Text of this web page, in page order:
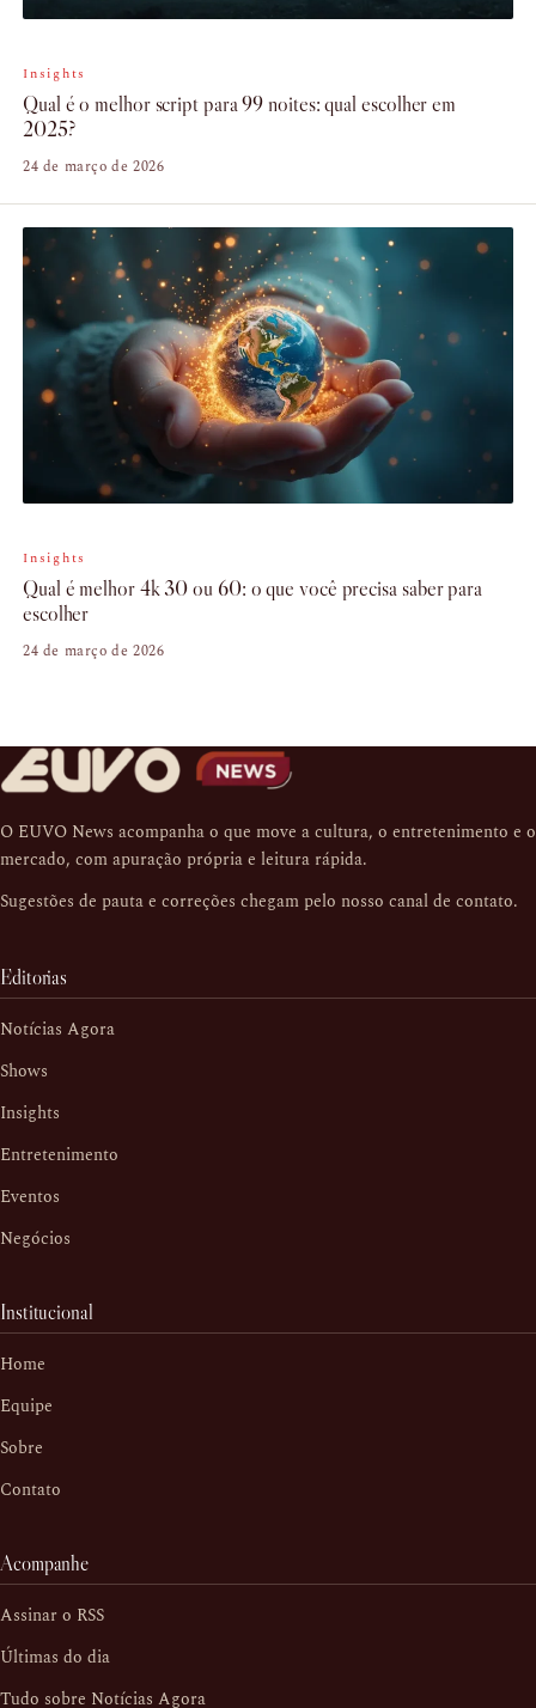
Insights
Qual é o melhor script para 99 noites: qual escolher em
2025?
24 de março de 2026
Insights
Qual é melhor 4k 30 ou 60: o que você precisa saber para
escolher
24 de março de 2026
O EUVO News acompanha o que move a cultura, o entretenimento e o
mercado, com apuração própria e leitura rápida.
Sugestões de pauta e correções chegam pelo nosso canal de contato.
Editorias
Notícias Agora
Shows
Insights
Entretenimento
Eventos
Negócios
Institucional
Home
Equipe
Sobre
Contato
Acompanhe
Assinar o RSS
Últimas do dia
Tudo sobre Notícias Agora